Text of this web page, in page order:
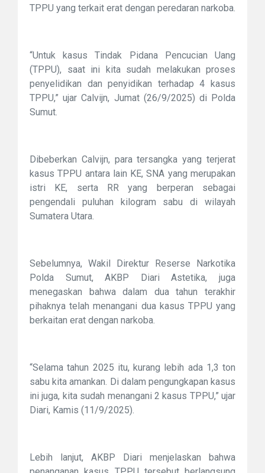
TPPU yang terkait erat dengan peredaran narkoba.
“Untuk kasus Tindak Pidana Pencucian Uang
(TPPU), saat ini kita sudah melakukan proses
penyelidikan dan penyidikan terhadap 4 kasus
TPPU,” ujar Calvijn, Jumat (26/9/2025) di Polda
Sumut.
Dibeberkan Calvijn, para tersangka yang terjerat
kasus TPPU antara lain KE, SNA yang merupakan
istri KE, serta RR yang berperan sebagai
pengendali puluhan kilogram sabu di wilayah
Sumatera Utara.
Sebelumnya, Wakil Direktur Reserse Narkotika
Polda Sumut, AKBP Diari Astetika, juga
menegaskan bahwa dalam dua tahun terakhir
pihaknya telah menangani dua kasus TPPU yang
berkaitan erat dengan narkoba.
“Selama tahun 2025 itu, kurang lebih ada 1,3 ton
sabu kita amankan. Di dalam pengungkapan kasus
ini juga, kita sudah menangani 2 kasus TPPU,” ujar
Diari, Kamis (11/9/2025).
Lebih lanjut, AKBP Diari menjelaskan bahwa